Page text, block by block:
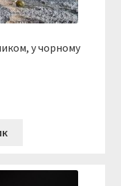
у чорному